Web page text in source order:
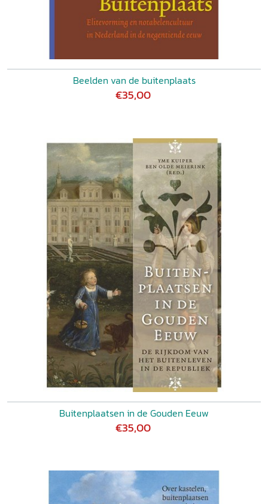
Beelden van de buitenplaats
€35,00
Buitenplaatsen in de Gouden Eeuw
€35,00